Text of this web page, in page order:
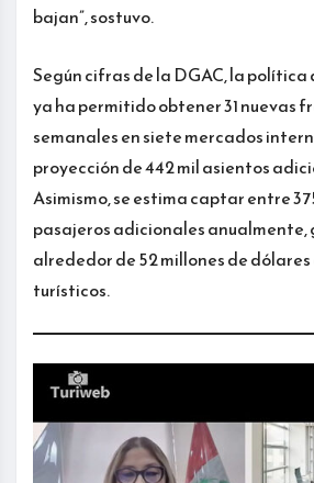
bajan”, sostuvo.
Según cifras de la DGAC, la
ya ha permitido obtener 31 nuevas
semanales en siete mercados
proyección de 442 mil asientos
Asimismo, se estima captar entre
pasajeros adicionales
alrededor de 52 millones de dólares
turísticos.